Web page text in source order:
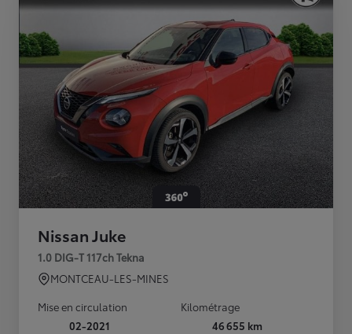
Nissan Juke
1.0 DIG-T 117ch Tekna
MONTCEAU-LES-MINES
Mise en circulation
02-2021
Kilométrage
46 655 km